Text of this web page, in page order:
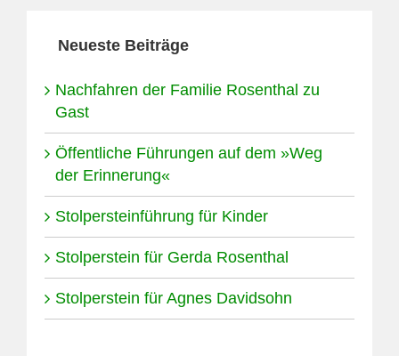
Neueste Beiträge
Nachfahren der Familie Rosenthal zu
Gast
Öffentliche Führungen auf dem »Weg
der Erinnerung«
Stolpersteinführung für Kinder
Stolperstein für Gerda Rosenthal
Stolperstein für Agnes Davidsohn